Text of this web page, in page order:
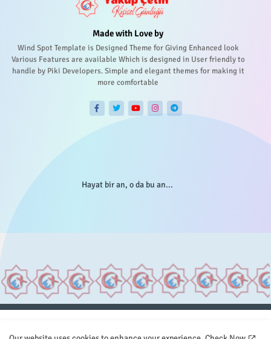
Made with Love by
Wind Spot Template is Designed Theme for Giving Enhanced look
Various Features are available Which is designed in User friendly to
handle by Piki Developers. Simple and elegant themes for making it
more comfortable
Hayat bir an, o da bu an...